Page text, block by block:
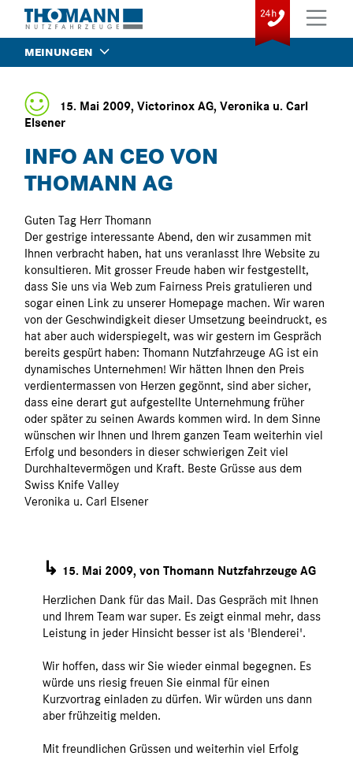
MEINUNGEN
15. Mai 2009, Victorinox AG, Veronika u. Carl
Elsener
INFO AN CEO VON
THOMANN AG
Guten Tag Herr Thomann
Der gestrige interessante Abend, den wir zusammen mit
Ihnen verbracht haben, hat uns veranlasst Ihre Website zu
konsultieren. Mit grosser Freude haben wir festgestellt,
dass Sie uns via Web zum Fairness Preis gratulieren und
sogar einen Link zu unserer Homepage machen. Wir waren
von der Geschwindigkeit dieser Umsetzung beeindruckt, es
hat aber auch widerspiegelt, was wir gestern im Gespräch
bereits gespürt haben: Thomann Nutzfahrzeuge AG ist ein
dynamisches Unternehmen! Wir hätten Ihnen den Preis
verdientermassen von Herzen gegönnt, sind aber sicher,
dass eine derart gut aufgestellte Unternehmung früher
oder später zu seinen Awards kommen wird. In dem Sinne
wünschen wir Ihnen und Ihrem ganzen Team weiterhin viel
Erfolg und besonders in dieser schwierigen Zeit viel
Durchhaltevermögen und Kraft. Beste Grüsse aus dem
Swiss Knife Valley
Veronika u. Carl Elsener
↳ 15. Mai 2009, von Thomann Nutzfahrzeuge AG
Herzlichen Dank für das Mail. Das Gespräch mit Ihnen
und Ihrem Team war super. Es zeigt einmal mehr, dass
Leistung in jeder Hinsicht besser ist als 'Blenderei'.
Wir hoffen, dass wir Sie wieder einmal begegnen. Es
würde uns riesig freuen Sie einmal für einen
Kurzvortrag einladen zu dürfen. Wir würden uns dann
aber frühzeitig melden.
Mit freundlichen Grüssen und weiterhin viel Erfolg